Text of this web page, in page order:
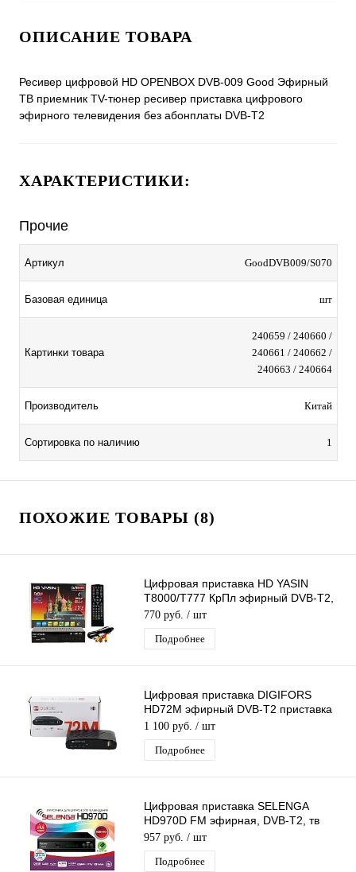
ОПИСАНИЕ ТОВАРА
Ресивер цифровой HD OPENBOX DVB-009 Good Эфирный
ТВ приемник TV-тюнер ресивер приставка цифрового
эфирного телевидения без абонплаты DVB-T2
ХАРАКТЕРИСТИКИ:
Прочие
Артикул GoodDVB009/S070
Базовая единица шт
Картинки товара
240659 / 240660 /
240661 / 240662 /
240663 / 240664
Производитель Китай
Сортировка по наличию 1
ПОХОЖИЕ ТОВАРЫ (8)
Цифровая приставка HD YASIN
T8000/T777 КрПл эфирный DVB-T2,
тв ресивер,тв
бесплатно,тюнер,приёмник
770 руб. / шт
Подробнее
Цифровая приставка DIGIFORS
HD72M эфирный DVB-T2 приставка
бесплатное тв TV-тюнер медиаплеер
IPTV
1 100 руб. / шт
Подробнее
Цифровая приставка SELENGA
HD970D FM эфирная, DVB-T2, тв
бесплатно, тюнер, ресивер, приемник
957 руб. / шт
Подробнее